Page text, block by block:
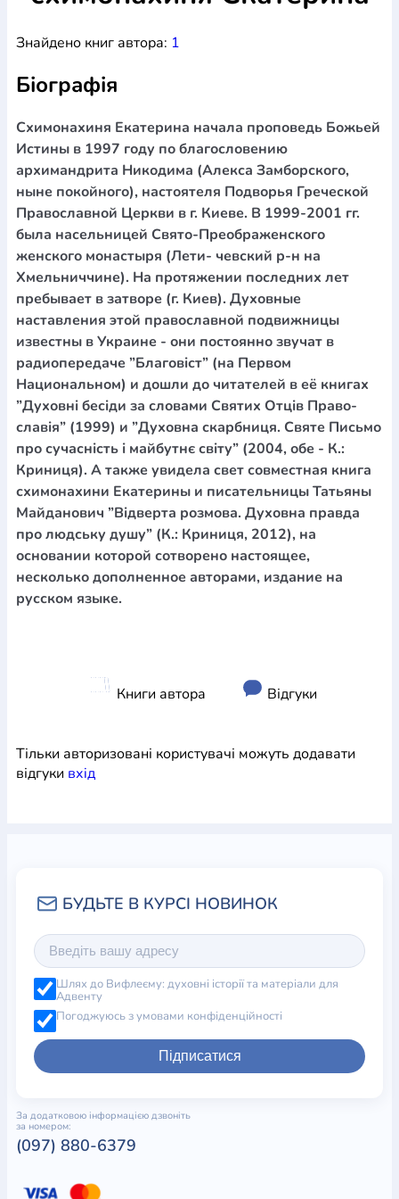
Богослов`я Шлюб і сім`я Юдаїзм
ПеріодикаАудіо Ручки кулькові
БлокнотиЩоденники / щотижневики
Навчальні мапи Шкіряні виробиМагнітиМеталеві
вироби Міні-лампиНаклейкиНастільні ігри
подарунковіПлакатиПластмасові виробиХустки
Подарункові картки Розвиваючі ігриРепринтиСвічки
Зошити
Фотокартини Чохли на Библії Головні убори
Календарі
Канцелярскі товари
Комп`ютерні ігри
ЛистівкиСувенирна продукціяГодинникиПазли
Книга в комплекті
За додатковою інформацією дзвоніть за номером:
(097) 880-6379
Ми у Facebook
Знайдено книг автора: 1
Біографія
Схимонахиня Екатерина начала проповедь Божьей
Истины в 1997 году по благословению
архимандрита Никодима (Алекса Замборского,
ныне покойного), настоятеля Подворья Греческой
Православной Церкви в г. Киеве. В 1999-2001 гг.
была насельницей Свято-Преображенского
женского монастыря (Лети- чевский р-н на
Хмельниччине). На протяжении последних лет
пребывает в затворе (г. Киев). Духовные
наставления этой православной подвижницы
известны в Украине - они постоянно звучат в
радиопередаче ”Благовіст” (на Первом
Национальном) и дошли до читателей в её книгах
”Духовні бесіди за словами Святих Отців Право-
славія” (1999) и ”Духовна скарбниця. Святе Письмо
про сучасність і майбутнє світу” (2004, обе - К.:
Криниця). А также увидела свет совместная книга
схимонахини Екатерины и писательницы Татьяны
Майданович ”Відверта розмова. Духовна правда
про людську душу” (К.: Криниця, 2012), на
основании которой сотворено настоящее,
несколько дополненное авторами, издание на
русском языке.
Книги автора Відгуки
Тільки авторизовані користувачі можуть додавати
відгуки вхiд
Шлях до Вифлеєму: духовні історії та матеріали для
Адвенту
Погоджуюсь з умовами конфіденційності
Підписатися
За додатковою інформацією дзвоніть
за номером:
(097) 880-6379